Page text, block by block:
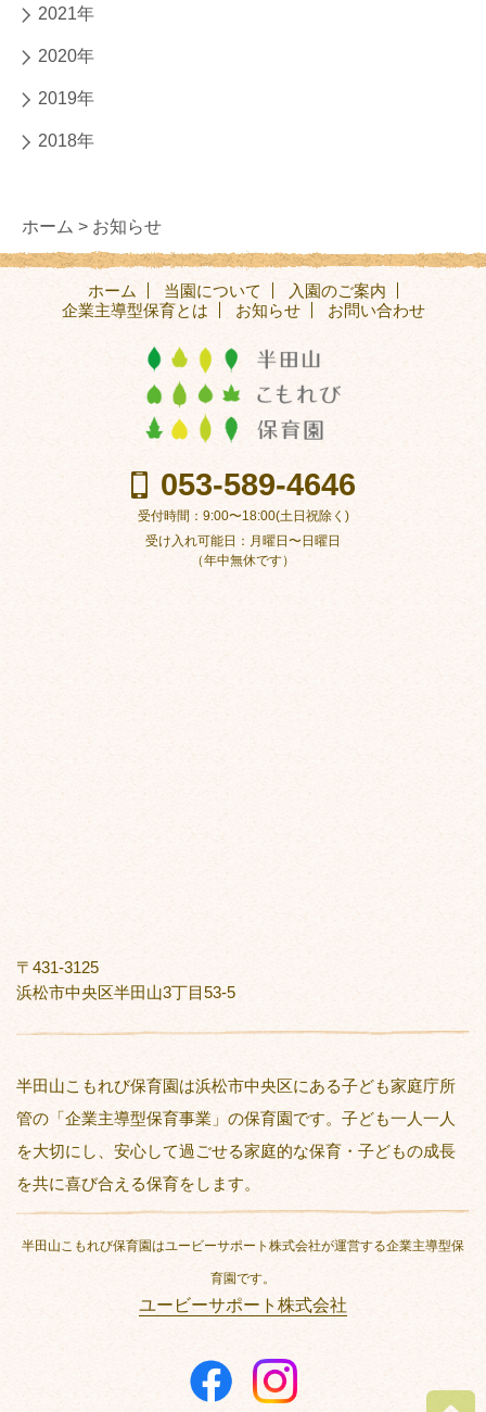
2021年
2020年
2019年
2018年
ホーム > お知らせ
ホーム 当園について
入園のご案内
企業主導型保育とは
お知らせ お問い合わせ
053-589-4646
受付時間：9:00〜18:00(土日祝除く)
受け入れ可能日：月曜日〜日曜日
（年中無休です）
〒431-3125
浜松市中央区半田山3丁目53-5
半田山こもれび保育園は浜松市中央区にある子ども家庭庁所
管の「企業主導型保育事業」の保育園です。子ども一人一人
を大切にし、安心して過ごせる家庭的な保育・子どもの成長
を共に喜び合える保育をします。
半田山こもれび保育園はユービーサポート株式会社が運営する企業主導型保
育園です。
ユービーサポート株式会社